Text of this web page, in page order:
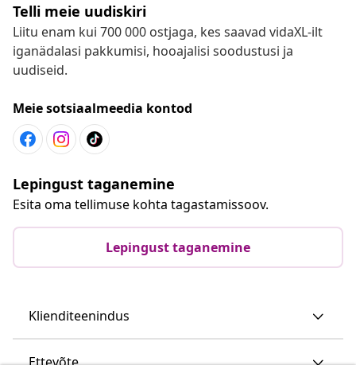
Telli meie uudiskiri
Liitu enam kui 700 000 ostjaga, kes saavad vidaXL-ilt
iganädalasi pakkumisi, hooajalisi soodustusi ja
uudiseid.
Meie sotsiaalmeedia kontod
Lepingust taganemine
Esita oma tellimuse kohta tagastamissoov.
Lepingust taganemine
Klienditeenindus
Ettevõte